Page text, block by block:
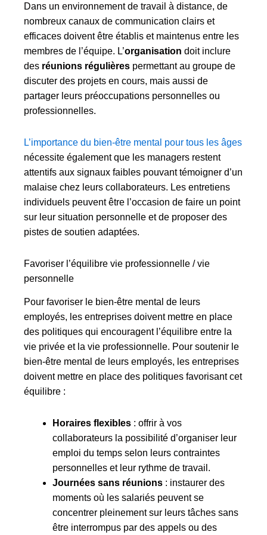
Dans un environnement de travail à distance, de
nombreux canaux de communication clairs et
efficaces doivent être établis et maintenus entre les
membres de l’équipe. L’organisation doit inclure
des réunions régulières permettant au groupe de
discuter des projets en cours, mais aussi de
partager leurs préoccupations personnelles ou
professionnelles.
L’importance du bien-être mental pour tous les âges
nécessite également que les managers restent
attentifs aux signaux faibles pouvant témoigner d’un
malaise chez leurs collaborateurs. Les entretiens
individuels peuvent être l’occasion de faire un point
sur leur situation personnelle et de proposer des
pistes de soutien adaptées.
Favoriser l’équilibre vie professionnelle / vie
personnelle
Pour favoriser le bien-être mental de leurs
employés, les entreprises doivent mettre en place
des politiques qui encouragent l’équilibre entre la
vie privée et la vie professionnelle. Pour soutenir le
bien-être mental de leurs employés, les entreprises
doivent mettre en place des politiques favorisant cet
équilibre :
Horaires flexibles : offrir à vos
collaborateurs la possibilité d’organiser leur
emploi du temps selon leurs contraintes
personnelles et leur rythme de travail.
Journées sans réunions : instaurer des
moments où les salariés peuvent se
concentrer pleinement sur leurs tâches sans
être interrompus par des appels ou des